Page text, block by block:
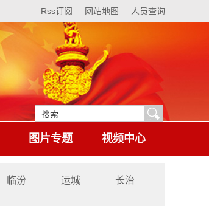
Rss订阅 网站地图 人员查询
图片专题 视频中心
临汾 运城
长治